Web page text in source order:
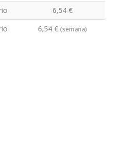
6,54 €
6,54 € (semana)